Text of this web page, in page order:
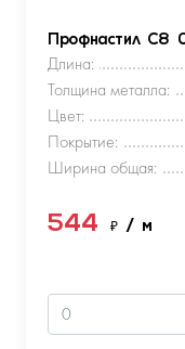
Профнастил С8
Длина:
Толщина металла:
Цвет:
Покрытие:
Ширина общая:
544 ₽ / м